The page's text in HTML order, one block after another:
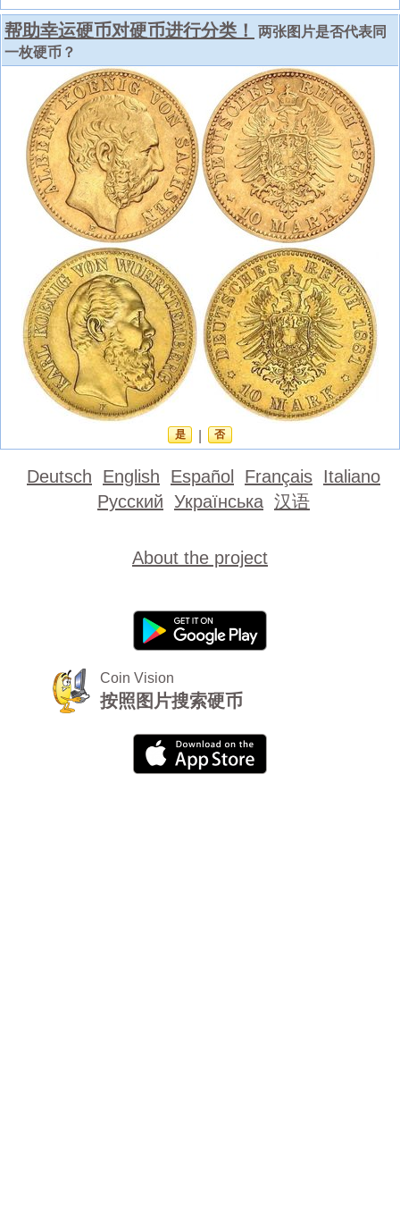
帮助幸运硬币对硬币进行分类！
两张图片是否代表同
一枚硬币？
是 否
Deutsch English Español Français Italiano
Русский Українська 汉语
About the project
Coin Vision
按照图片搜索硬币